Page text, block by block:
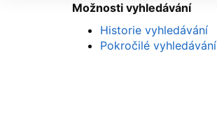
Možnosti vyhledávání
Historie vyhledávání
Pokročilé vyhledávání